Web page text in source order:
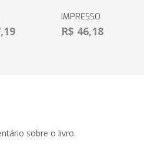
IMPRESSO
R$ 46,18
sobre o livro.